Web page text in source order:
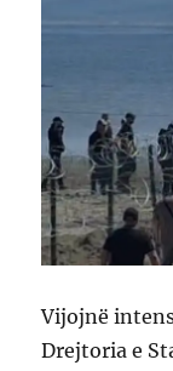
Vijojnë
Drejtoria e